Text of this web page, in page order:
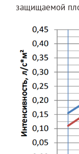
защищаемой